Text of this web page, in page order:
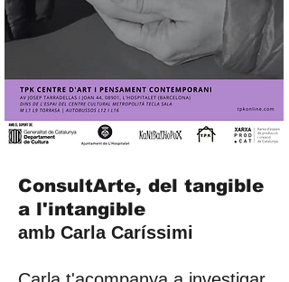
ConsultArte, del tangible
a l'intangible
amb Carla Caríssimi